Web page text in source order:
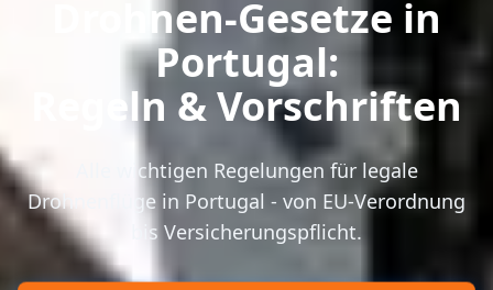
Drohnen-Gesetze in
Portugal:
Regeln & Vorschriften
Alle wichtigen Regelungen für legale
Drohnenflüge in Portugal - von EU-Verordnung
bis Versicherungspflicht.